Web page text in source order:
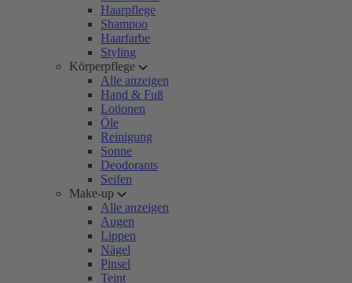
Haarpflege
Shampoo
Haarfarbe
Styling
Körperpflege
Alle anzeigen
Hand & Fuß
Lotionen
Öle
Reinigung
Sonne
Deodorants
Seifen
Make-up
Alle anzeigen
Augen
Lippen
Nägel
Pinsel
Teint